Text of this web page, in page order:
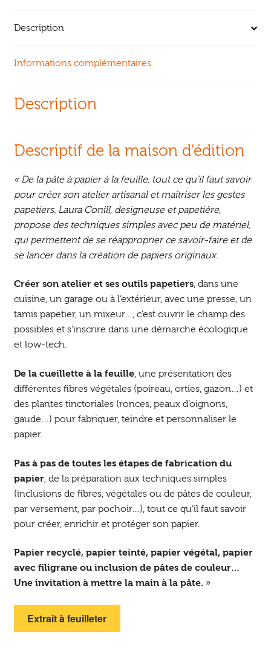
Description
Informations complémentaires
Description
Descriptif de la maison d’édition
« De la pâte à papier à la feuille, tout ce qu’il faut savoir
pour créer son atelier artisanal et maîtriser les gestes
papetiers. Laura Conill, designeuse et papetière,
propose des techniques simples avec peu de matériel,
qui permettent de se réapproprier ce savoir-faire et de
se lancer dans la création de papiers originaux.
Créer son atelier et ses outils papetiers, dans une
cuisine, un garage ou à l’extérieur, avec une presse, un
tamis papetier, un mixeur…, c’est ouvrir le champ des
possibles et s’inscrire dans une démarche écologique
et low-tech.
De la cueillette à la feuille, une présentation des
différentes fibres végétales (poireau, orties, gazon…) et
des plantes tinctoriales (ronces, peaux d’oignons,
gaude…) pour fabriquer, teindre et personnaliser le
papier.
Pas à pas de toutes les étapes de fabrication du
papier, de la préparation aux techniques simples
(inclusions de fibres, végétales ou de pâtes de couleur,
par versement, par pochoir…), tout ce qu’il faut savoir
pour créer, enrichir et protéger son papier.
Papier recyclé, papier teinté, papier végétal, papier
avec filigrane ou inclusion de pâtes de couleur…
Une invitation à mettre la main à la pâte.»
Extrait à feuilleter